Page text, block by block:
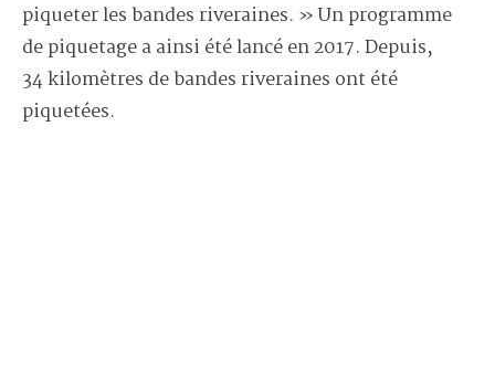
piqueter les bandes riveraines. » Un programme
de piquetage a ainsi été lancé en 2017. Depuis,
34 kilomètres de bandes riveraines ont été
piquetées.